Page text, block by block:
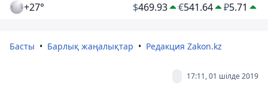
+27° $469.93 €541.64 ₽5.71
Басты Барлық жаңалықтар Редакция Zakon.kz
17:11, 01 шілде 2019